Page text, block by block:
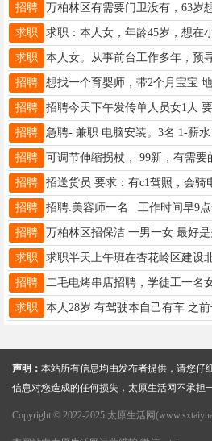
招聘
求职
求职
招聘
招聘
招聘
招聘
招聘
招聘
招聘
求职
招聘
求职
声明： 本站所有信息均由发布者提供，请您仔
信息对您造成的任何损失，太原生活网不承担
Copyright © 2022-2025 太原生活网